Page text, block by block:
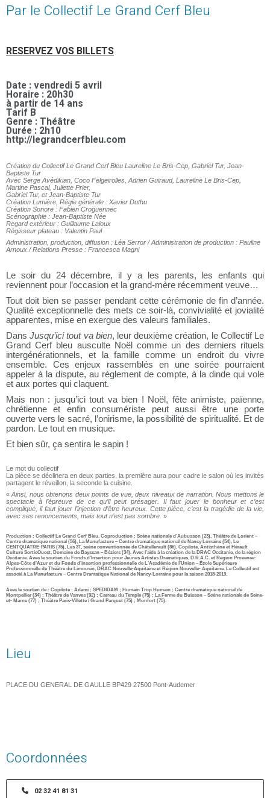
Par le Collectif Le Grand Cerf Bleu
RESERVEZ VOS BILLETS
Date : vendredi 5 avril
Horaire : 20h30
à partir de 14 ans
Tarif B
Genre : Théâtre
Durée : 2h10
http://legrandcerfbleu.com
Création du Collectif Le Grand Cerf Bleu Laureline Le Bris-Cep, Gabriel Tur, Jean-
Baptiste Tur
Avec Serge Avédikian, Coco Felgeirolles, Adrien Guiraud, Laureline Le Bris-Cep,
Martine Pascal, Juliette Prier,
Gabriel Tur, et Jean-Baptiste Tur
Création Lumière, Régie générale : Xavier Duthu
Création Sonore : Fabien Croguennec
Scénographie : Jean-Baptiste Née
Regard extérieur : Guillaume Laloux
Régisseur plateau : Valentin Paul
Administration, production, diffusion : Léa Serror / Administration de production : Pauline
Arnoux / Relations Presse : Francesca Magni
Le soir du 24 décembre, il y a les parents, les enfants qui
reviennent pour l’occasion et la grand-mère récemment veuve…
Tout doit bien se passer pendant cette cérémonie de fin d’année.
Qualité exceptionnelle des mets ce soir-là, convivialité et jovialité
apparentes, mise en exergue des valeurs familiales.
Dans Jusqu’ici tout va bien, leur deuxième création, le Collectif Le
Grand Cerf bleu ausculte Noël comme un des derniers rituels
intergénérationnels, et la famille comme un endroit du vivre
ensemble. Ces enjeux rassemblés en une soirée pourraient
appeler à la dispute, au règlement de compte, à la dinde qui vole
et aux portes qui claquent.
Mais non : jusqu’ici tout va bien ! Noël, fête animiste, païenne,
chrétienne et enfin consumériste peut aussi être une porte
ouverte vers le sacré, l’onirisme, la possibilité de spiritualité. Et de
pardon. Le tout en musique.
Et bien sûr, ça sentira le sapin !
Le mot du collectif
La pièce se déclinera en deux parties, la première aura pour cadre le salon où les invités
partagent le réveillon, la seconde la cuisine.
«Ainsi, nous obtenons deux points de vue, deux niveaux de narration. Nous mettons le
spectacle à l’épreuve de ce qu’il peut présager. Il faut jouer le bonheur et c’est
compliqué, il faut jouer l’injection d’être heureux. Cette pièce, c’est la tragédie de la vie,
avec ses renoncements, mais tout n’est pas sombre. »
Production : Collectif Le Grand Cerf Bleu. Coproduction : Scène nationale d’Aubusson (23), Théâtre de Lorient –
Centre dramatique national (56), La Manufacture – Centre dramatique national de Nancy Lorraine (54), Le
CENTQUATRE-PARIS (75), Les 3T, scène conventionnée de Châtellerault (86), Copilote, Antisthène et Hérault
Culture SortieOuest, Domaine de Bayssan – Béziers (34). Avec l’aide à la création de la DRAC Occitanie, de la région
Occitanie. Avec le soutien du Fonds d’Insertion pour Jeunes Artistes Dramatiques, D.R.A.C. et Région Provence-
Alpes-Côte d’Azur et du Fonds d’insertion professionnelle de L’Académie de l’Union – École Supérieure
Professionnelle de Théâtre du Limousin, DRAC Nouvelle-Aquitaine et Région Nouvelle- Aquitaine. Le Collectif est
associé à La Manufacture – Centre Dramatique National de Nancy-Lorraine pour la saison 2018-2019.
Avec le soutien de : Copilote ; Adami ; SPEDIDAM ; Humain Trop Humain ; Centre dramatique national de
Montpellier (34) ; Théâtre de Vanves (92) ; Carreau du Temple (75) ; La Ferme du Buisson – Scène nationale de Seine-
et- Marne (77) ; Théâtre Paris-Villette / Grand Parquet (75) ; Monfort (75).
Lieu
PLACE DU GENERAL DE GAULLE BP429 27500 Pont-Audemer
Coordonnées
02 32 41 81 31